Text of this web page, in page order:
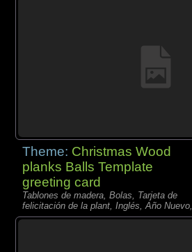
Theme: Christmas Wood
planks Balls Template
greeting card
Tablones de madera, Bolas, Tarjeta de
felicitación de la plant, Inglés, Año Nuevo,